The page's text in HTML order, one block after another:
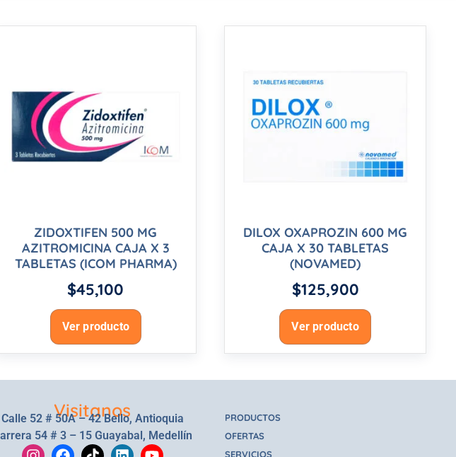
ZIDOXTIFEN 500 MG
AZITROMICINA CAJA X 3
TABLETAS (ICOM PHARMA)
$45,100
Ver producto
DILOX OXAPROZIN 600 MG
CAJA X 30 TABLETAS
(NOVAMED)
$125,900
Ver producto
Visitanos
Calle 52 # 50A – 42 Bello, Antioquia
54 # 3 – 15 Guayabal, Medellín
PRODUCTOS
OFERTAS
SERVICIOS